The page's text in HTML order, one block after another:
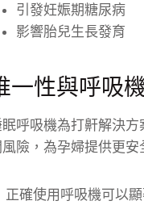
引發妊娠期糖尿病
影響胎兒生長發育
一性與呼吸
眠呼吸機為打鼾解決
風險，為孕婦提供更安
正確使用呼吸機可以